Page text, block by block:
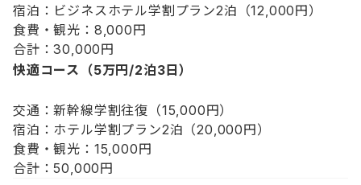
宿泊：ビジネスホテル学割プラン2泊（12,000円）
食費・観光：8,000円
合計：30,000円
快適コース（5万円/2泊3日）
交通：新幹線学割往復（15,000円）
宿泊：ホテル学割プラン2泊（20,000円）
食費・観光：15,000円
合計：50,000円